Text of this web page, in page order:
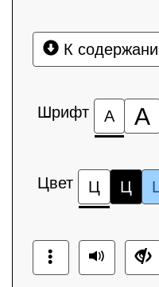
К
Шрифт А А
Цвет Ц Ц